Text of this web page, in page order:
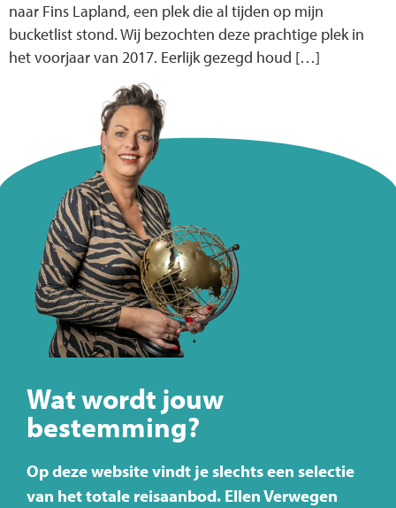
naar Fins Lapland, een plek die al tijden op mijn
bucketlist stond. Wij bezochten deze prachtige plek in
het voorjaar van 2017. Eerlijk gezegd houd […]
Wat wordt jouw
bestemming?
Op deze website vindt je slechts een selectie
van het totale reisaanbod. Ellen Verwegen